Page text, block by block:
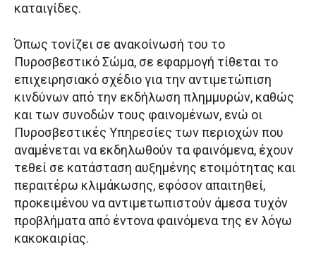
καταιγίδες.
Όπως τονίζει σε ανακοίνωσή του το
Πυροσβεστικό Σώμα, σε εφαρμογή τίθεται το
επιχειρησιακό σχέδιο για την αντιμετώπιση
κινδύνων από την εκδήλωση πλημμυρών, καθώς
και των συνοδών τους φαινομένων, ενώ οι
Πυροσβεστικές Υπηρεσίες των περιοχών που
αναμένεται να εκδηλωθούν τα φαινόμενα, έχουν
τεθεί σε κατάσταση αυξημένης ετοιμότητας και
περαιτέρω κλιμάκωσης, εφόσον απαιτηθεί,
προκειμένου να αντιμετωπιστούν άμεσα τυχόν
προβλήματα από έντονα φαινόμενα της εν λόγω
κακοκαιρίας.